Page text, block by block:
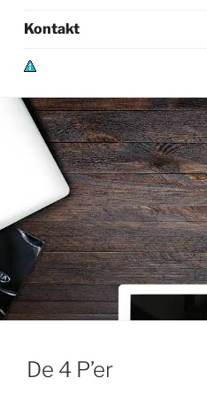
Kontakt
P
i
i
v
s
p
o
De 4 P’er